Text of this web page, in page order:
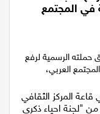
لرفع نسبة
المجتمع
حملته الرسمية لرفع